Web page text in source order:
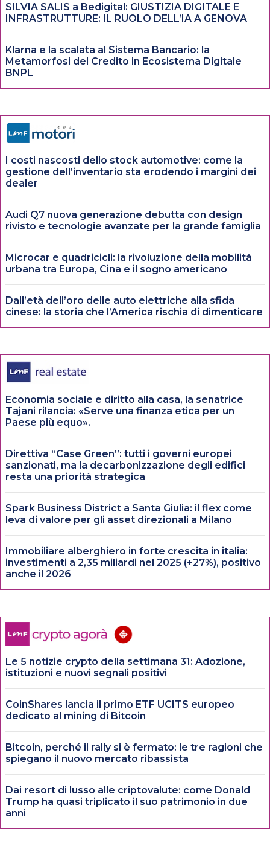
SILVIA SALIS a Bedigital: GIUSTIZIA DIGITALE E
INFRASTRUTTURE: IL RUOLO DELL’IA A GENOVA
Klarna e la scalata al Sistema Bancario: la
Metamorfosi del Credito in Ecosistema Digitale
BNPL
I costi nascosti dello stock automotive: come la
gestione dell’inventario sta erodendo i margini dei
dealer
Audi Q7 nuova generazione debutta con design
rivisto e tecnologie avanzate per la grande famiglia
Microcar e quadricicli: la rivoluzione della mobilità
urbana tra Europa, Cina e il sogno americano
Dall’età dell’oro delle auto elettriche alla sfida
cinese: la storia che l’America rischia di dimenticare
Economia sociale e diritto alla casa, la senatrice
Tajani rilancia: «Serve una finanza etica per un
Paese più equo».
Direttiva “Case Green”: tutti i governi europei
sanzionati, ma la decarbonizzazione degli edifici
resta una priorità strategica
Spark Business District a Santa Giulia: il flex come
leva di valore per gli asset direzionali a Milano
Immobiliare alberghiero in forte crescita in italia:
investimenti a 2,35 miliardi nel 2025 (+27%), positivo
anche il 2026
Le 5 notizie crypto della settimana 31: Adozione,
istituzioni e nuovi segnali positivi
CoinShares lancia il primo ETF UCITS europeo
dedicato al mining di Bitcoin
Bitcoin, perché il rally si è fermato: le tre ragioni che
spiegano il nuovo mercato ribassista
Dai resort di lusso alle criptovalute: come Donald
Trump ha quasi triplicato il suo patrimonio in due
anni